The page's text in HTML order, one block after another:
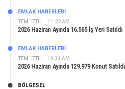
TEM 17TH 11:22 AM
EMLAK HABERLERI
2026 Haziran Ayında 16.565 İş Yeri Satıldı
TEM 17TH 10:31 AM
EMLAK HABERLERI
2026 Haziran Ayında 129.979 Konut Satıldı
BÖLGESEL